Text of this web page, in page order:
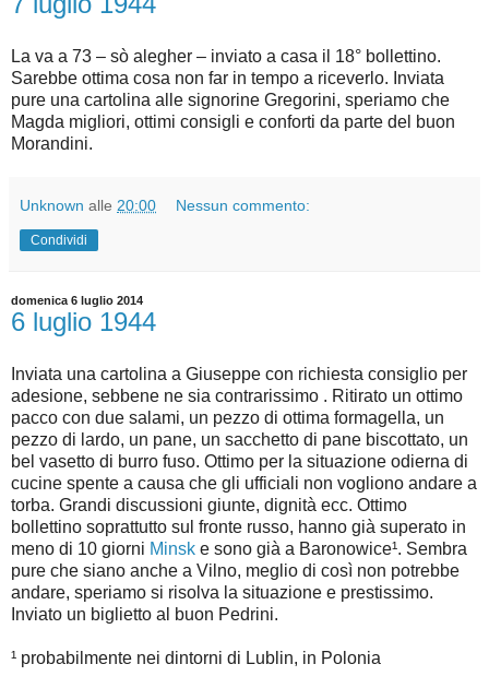
La va a 73 – sò alegher – inviato a casa il 18° bollettino.
Sarebbe ottima cosa non far in tempo a riceverlo. Inviata
pure una cartolina alle signorine Gregorini, speriamo che
Magda migliori, ottimi consigli e conforti da parte del buon
Morandini.
Unknown alle 20:00 Nessun commento:
Condividi
domenica 6 luglio 2014
6 luglio 1944
Inviata una cartolina a Giuseppe con richiesta consiglio per
adesione, sebbene ne sia contrarissimo . Ritirato un ottimo
pacco con due salami, un pezzo di ottima formagella, un
pezzo di lardo, un pane, un sacchetto di pane biscottato, un
bel vasetto di burro fuso. Ottimo per la situazione odierna di
cucine spente a causa che gli ufficiali non vogliono andare a
torba. Grandi discussioni giunte, dignità ecc. Ottimo
bollettino soprattutto sul fronte russo, hanno già superato in
meno di 10 giorni Minsk e sono già a Baronowice¹. Sembra
pure che siano anche a Vilno, meglio di così non potrebbe
andare, speriamo si risolva la situazione e prestissimo.
Inviato un biglietto al buon Pedrini.
¹ probabilmente nei dintorni di Lublin, in Polonia